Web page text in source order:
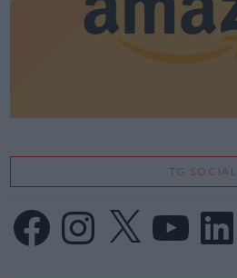
TG SOCIAL
FacebookInstagram
X LinkedIn